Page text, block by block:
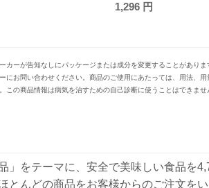
1,296 円
ーが告知なしにパッケージまたは成分を変更することがあ
お問い合わせください。商品のご使用にあたっては、用法
の商品情報は病気を治すための自己診断に使うことはできま
をテーマに、安全で美味しい食品を
とんどの商品をお客様からのご注文を